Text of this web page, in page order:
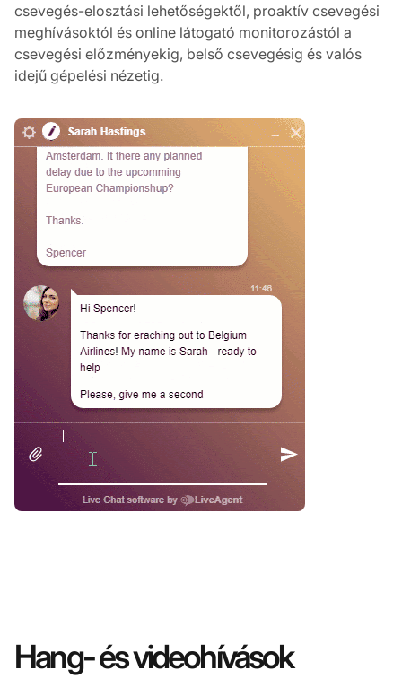
csevegés-elosztási lehetőségektől, proaktív csevegési
meghívásoktól és online látogató monitorozástól a
csevegési előzményekig, belső csevegésig és valós
idejű gépelési nézetig.
Hang- és videohívások